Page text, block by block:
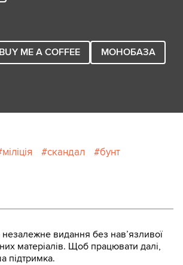
BUY ME A COFFEE
МОНОБАЗА
міліція скандал
бунт
видання без навʼязливої
матеріалів. Щоб працювати далі,
підтримка.